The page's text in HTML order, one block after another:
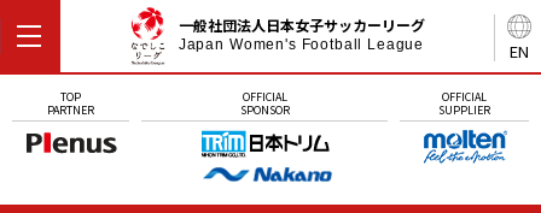
EN
一般社団法人日本女子サッカーリーグ
Japan Women's Football League
TOP
PARTNER
OFFICIAL
SPONSOR
OFFICIAL
SUPPLIER